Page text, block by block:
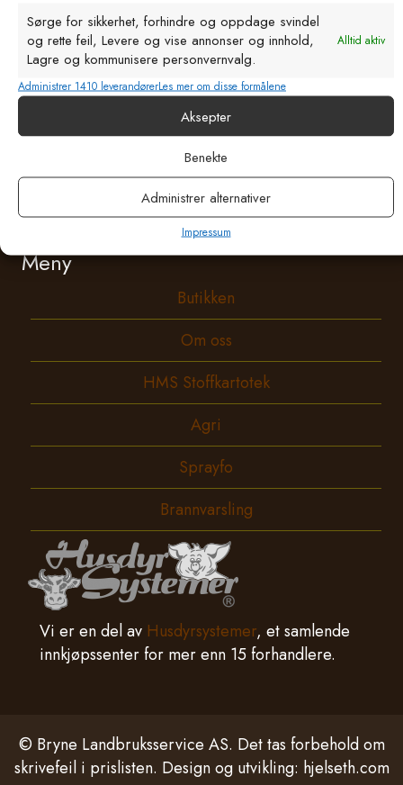
Sørge for sikkerhet, forhindre og oppdage svindel
og rette feil, Levere og vise annonser og innhold,
Lagre og kommunisere personvernvalg.
Alltid aktiv
Administrer 1410 leverandørerLes mer om disse formålene
Aksepter
Benekte
Administrer alternativer
Impressum
Hålandsveien 31, 4344 Bryne
Les mer om oss på Facebook
Åpningstider
Man – fredag: 07:30 - 16:00
Salgsbetingelser
Meny
Butikken
Om oss
HMS Stoffkartotek
Agri
Sprayfo
Brannvarsling
Vi er en del av Husdyrsystemer, et samlende
innkjøpssenter for mer enn 15 forhandlere.
© Bryne Landbruksservice AS. Det tas forbehold om
skrivefeil i prislisten. Design og utvikling: hjelseth.com